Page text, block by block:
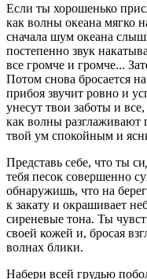
Если ты хорошенько
как волны океана мягко
сначала шум океана
постепенно звук
все громче и громче...
Потом снова бросается
прибоя звучит ровно и
унесут твои заботы и
как волны разглаживают
твой ум спокойным и
Представь себе, что ты
тебя песок совершенно
обнаружишь, что на
к закату и окрашивает
сиреневые тона. Ты
своей кожей и, бросая
волнах блики.
Набери всей грудью